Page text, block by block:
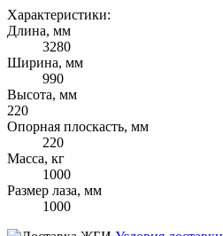
Характеристики:
Длина, мм
3280
Ширина, мм
990
Высота, мм
220
Опорная плоскасть, мм
220
Масса, кг
1000
Размер лаза, мм
1000